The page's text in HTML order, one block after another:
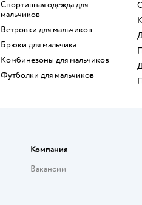
Спортивная одежда для
мальчиков
Ветровки для мальчиков
Брюки для мальчика
Комбинезоны для мальчиков
Футболки для мальчиков
Компания
Вакансии